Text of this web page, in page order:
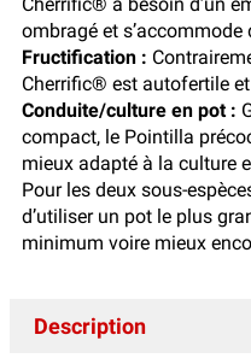
ombragé et
Fructification :
Cherrific® est autofertile
Conduite/culture en pot :
compact, le Pointilla
mieux adapté à la culture
Pour les deux sous-
d’utiliser un pot le plus
minimum voire mieux
Description